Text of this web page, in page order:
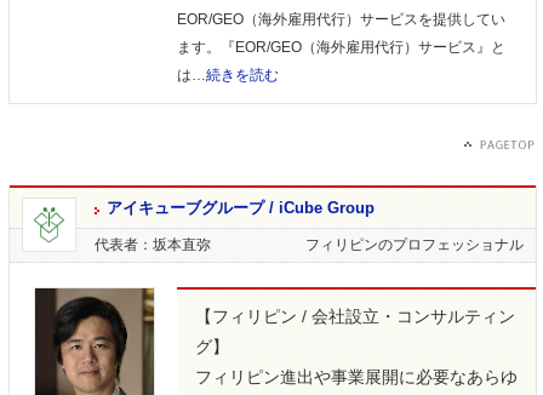
EOR/GEO（海外雇用代行）サービスを提供してい
ます。『EOR/GEO（海外雇用代行）サービス』と
は… 続きを読む
アイキューブグループ / iCube Group
フィリピンのプロフェッショナル
代表者：坂本直弥
【フィリピン / 会社設立・コンサルティン
グ】
フィリピン進出や事業展開に必要なあらゆ